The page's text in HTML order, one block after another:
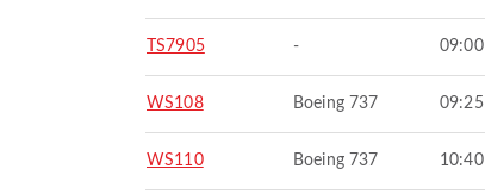
TS7905 - 09:00
WS108 Boeing 737 09:25
WS110 Boeing 737 10:40